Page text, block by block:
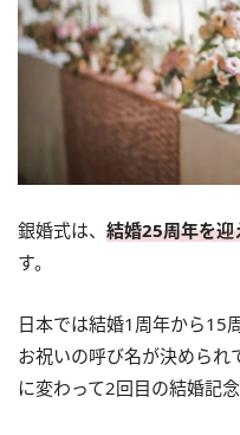
銀婚式は、 結婚25周年を迎
す。
日本では結婚1周年から15
お祝いの呼び名が決められ
に変わって2回目の結婚記念